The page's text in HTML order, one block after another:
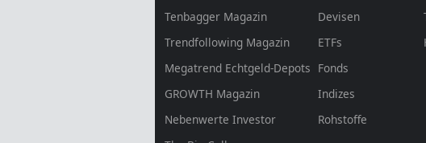
Tenbagger Magazin
Trendfollowing Magazin
Megatrend Echtgeld-Depots
GROWTH Magazin
Nebenwerte Investor
Devisen
ETFs
Fonds
Indizes
Rohstoffe